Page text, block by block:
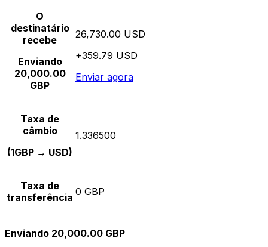
O
destinatário
recebe
Enviando
20,000.00
GBP
26,730.00 USD
+359.79 USD
Enviar agora
Taxa de
câmbio
(1GBP → USD)
1.336500
Taxa de
transferência 0 GBP
Enviando 20,000.00 GBP